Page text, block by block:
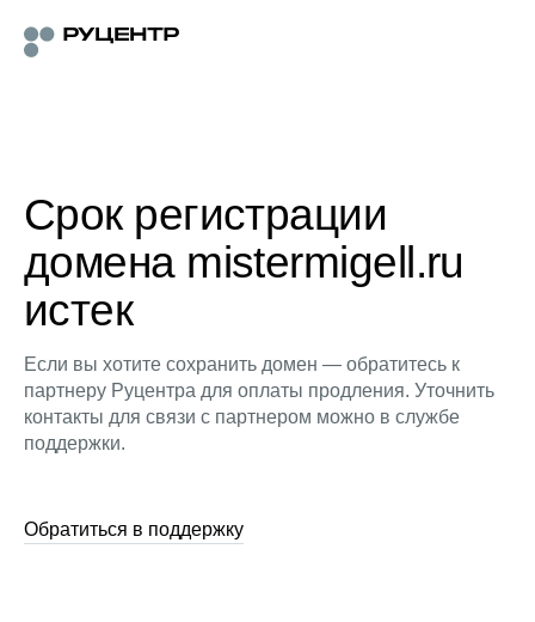
Срок регистрации
домена mistermigell.ru
истек
Если вы хотите сохранить домен — обратитесь к
партнеру Руцентра для оплаты продления. Уточнить
контакты для связи с партнером можно в службе
поддержки.
Обратиться в поддержку